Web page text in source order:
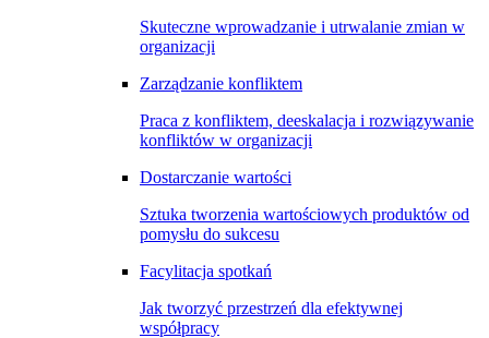
Skuteczne wprowadzanie i utrwalanie zmian w
organizacji
Zarządzanie konfliktem
Praca z konfliktem, deeskalacja i rozwiązywanie
konfliktów w organizacji
Dostarczanie wartości
Sztuka tworzenia wartościowych produktów od
pomysłu do sukcesu
Facylitacja spotkań
Jak tworzyć przestrzeń dla efektywnej
współpracy